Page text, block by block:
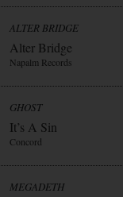
ALTER BRIDGE
Alter Bridge
Napalm Records
GHOST
It’s A Sin
Concord
MEGADETH